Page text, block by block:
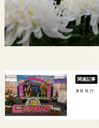
2018.10.21